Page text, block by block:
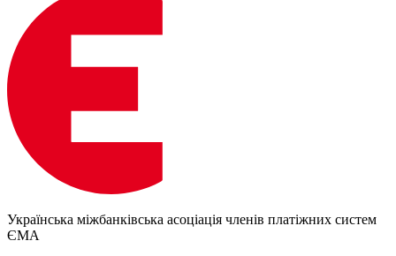
Українська міжбанківська асоціація членів платіжних систем
ЄМА